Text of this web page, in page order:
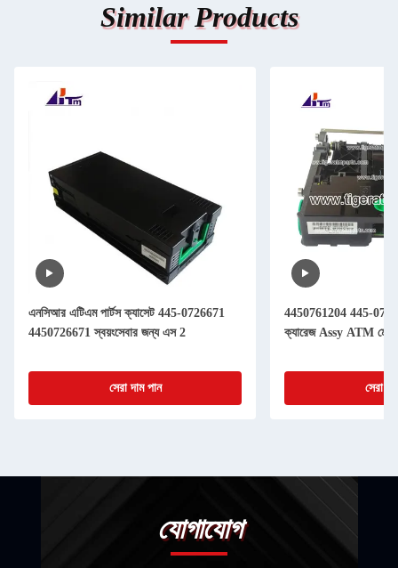
Similar Products
এনসিআর এটিএম পার্টস ক্যাসেট 445-0726671
4450726671 স্বয়ংসেবার জন্য এস 2
সেরা দাম পান
4450761204 445-
ক্যারেজ Assy ATM
সেরা
যোগাযোগ